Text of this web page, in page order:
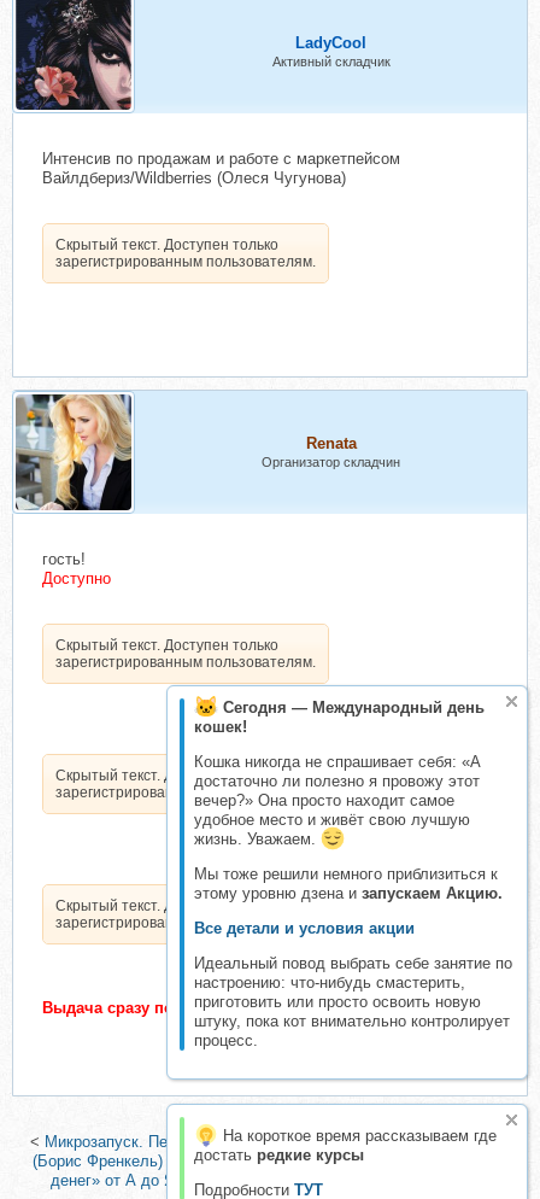
Сегодня — Международный день
кошек!
Кошка никогда не спрашивает себя: «А
достаточно ли полезно я провожу этот
вечер?» Она просто находит самое
удобное место и живёт свою лучшую
жизнь. Уважаем.
Мы тоже решили немного приблизиться к
этому уровню дзена и запускаем Акцию.
Все детали и условия акции
Идеальный повод выбрать себе занятие по
настроению: что-нибудь смастерить,
приготовить или просто освоить новую
штуку, пока кот внимательно контролирует
процесс.
На короткое время рассказываем где
достать редкие курсы
Подробности ТУТ
LadyCool
Активный складчик
Интенсив по продажам и работе с маркетпейсом
Вайлдбериз/Wildberries (Олеся Чугунова)
Скрытый текст. Доступен только
зарегистрированным пользователям.
Renata
Организатор складчин
гость!
Доступно
Скрытый текст. Доступен только
зарегистрированным пользователям.
Скрытый текст. Доступен только
зарегистрированным пользователям.
Скрытый текст. Доступен только
зарегистрированным пользователям.
Выдача сразу после подтверждения оплаты
< Микрозапуск. Первые деньги без вебинаров. Тариф - Вип пакет
(Борис Френкель)|
Инфобизнес в теме «Психология и эзотерика
денег» от А до Я. Тариф Стандарт (Сергей Загородников)